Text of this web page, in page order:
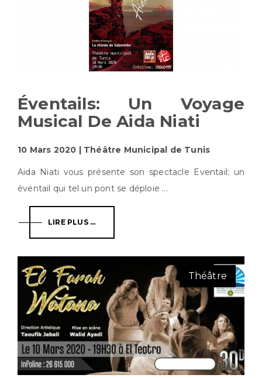
Éventails: Un Voyage
Musical De Aida Niati
10 Mars 2020 | Théâtre Municipal de Tunis
Aida Niati vous présente son spectacle Eventail; un
éventail qui tel un pont se déploie ...
LIRE PLUS ...
Théâtre